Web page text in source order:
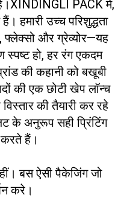
XINDINGLI PACK में,
हमारी उच्च परिशुद्धता
फ्लेक्सो और ग्रेव्योर—यह
स्पष्ट हो, हर रंग एकदम
की कहानी को बखूबी
की एक छोटी खेप लॉन्च
विस्तार की तैयारी कर रहे
के अनुरूप सही प्रिंटिंग
करते हैं।
बस ऐसी पैकेजिंग जो
करे।